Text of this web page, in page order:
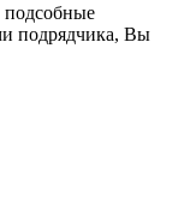
подсобные
подрядчика, Вы